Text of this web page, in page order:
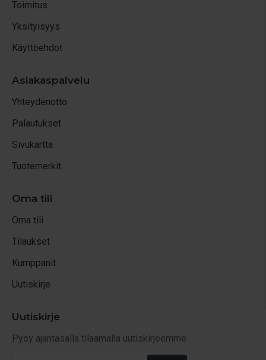
Toimitus
Yksityisyys
Käyttöehdot
Asiakaspalvelu
Yhteydenotto
Palautukset
Sivukartta
Tuotemerkit
Oma tili
Oma tili
Tilaukset
Kumppanit
Uutiskirje
Uutiskirje
Pysy ajantasalla tilaamalla uutiskirjeemme